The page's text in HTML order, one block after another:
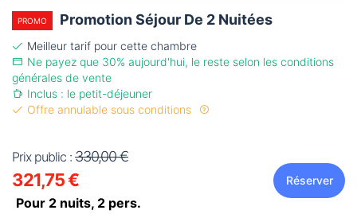
PROMO Promotion Séjour De 2 Nuitées
Meilleur tarif pour cette chambre
Ne payez que 30% aujourd'hui, le reste selon les conditions
générales de vente
Inclus : le petit-déjeuner
Offre annulable sous conditions
Prix public : 330,00 €
321,75 €
Pour 2 nuits, 2 pers.
Réserver